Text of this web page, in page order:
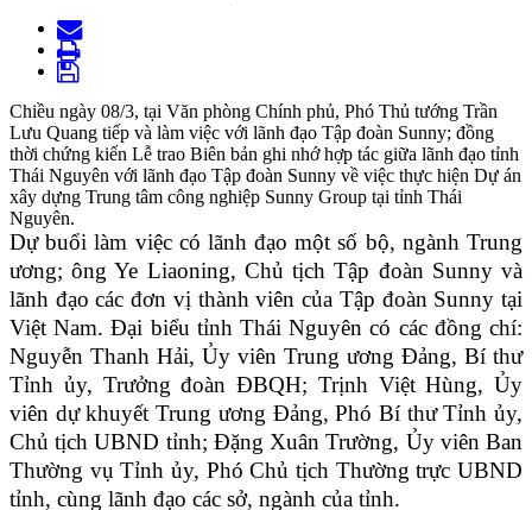
Chiều ngày 08/3, tại Văn phòng Chính phủ, Phó Thủ tướng Trần
Lưu Quang tiếp và làm việc với lãnh đạo Tập đoàn Sunny; đồng
thời chứng kiến Lễ trao Biên bản ghi nhớ hợp tác giữa lãnh đạo tỉnh
Thái Nguyên với lãnh đạo Tập đoàn Sunny về việc thực hiện Dự án
xây dựng Trung tâm công nghiệp Sunny Group tại tỉnh Thái
Nguyên.
Dự buổi làm việc có lãnh đạo một số bộ, ngành Trung
ương; ông Ye Liaoning, Chủ tịch Tập đoàn Sunny và
lãnh đạo các đơn vị thành viên của Tập đoàn Sunny tại
Việt Nam. Đại biểu tỉnh Thái Nguyên có các đồng chí:
Nguyễn Thanh Hải, Ủy viên Trung ương Đảng, Bí thư
Tỉnh ủy, Trưởng đoàn ĐBQH; Trịnh Việt Hùng, Ủy
viên dự khuyết Trung ương Đảng, Phó Bí thư Tỉnh ủy,
Chủ tịch UBND tỉnh; Đặng Xuân Trường, Ủy viên Ban
Thường vụ Tỉnh ủy, Phó Chủ tịch Thường trực UBND
tỉnh, cùng lãnh đạo các sở, ngành của tỉnh.